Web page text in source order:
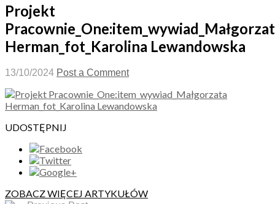
Projekt
Herman_fot_Karolina Lewandowska
13/10/2024 Post a Comment
UDOSTĘPNIJ
ZOBACZ WIĘCEJ ARTYKUŁÓW